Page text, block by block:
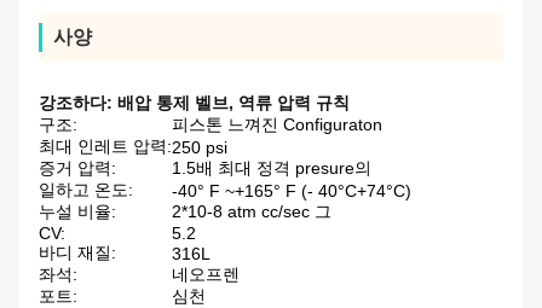
사양
강조하다: 배압 통제 벨브, 역류 압력 규칙
구조:
피스톤 느껴진 Configuraton
최대 인레트 압력:250 psi
증거 압력:
1.5배 최대 정격 presure의
일하고 온도:
-40° F ~+165° F (- 40°C+74°C)
누설 비율:
2*10-8 atm cc/sec 그
CV:
5.2
바디 재질:
316L
좌석:
네오프렌
포트:
심천